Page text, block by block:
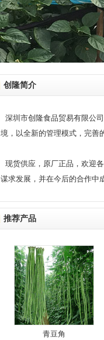
创隆简介
深圳市创隆食品贸易有限公
境，以全新的管理模式，完善
现货供应，原厂正品，欢迎
谋求发展，并在今后的合作中
推荐产品
青豆角